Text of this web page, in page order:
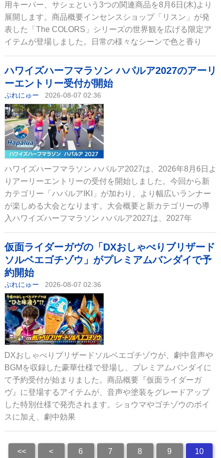
用キーパー、サシェという3つの関連商品を8月6日(木)より
展開します。商品概要インセンスショップ「リスン」が発
表した「The COLORS」シリーズの世界観を広げる限定ア
イテムが登場しました。日常の様々なシーンで色と香り
ハワイズハーフマラソン ハパルア2027のアーリ
ーエントリー受付が開始
ぷれにゅー 2026-08-07 02:36
ハワイズハーフマラソン ハパルア2027は、2026年8月6日よ
りアーリーエントリーの受付を開始しました。今回から新
カテゴリー「ハパルアIKI」が加わり、より幅広いランナー
が楽しめる大会となります。大会概要と新カテゴリーの導
入ハワイズハーフマラソン ハパルア2027は、2027年
仮面ライダーガヴの「DXおしゃべりブリザード
ソルベエゴチゾウ」がプレミアムバンダイで予
約開始
ぷれにゅー 2026-08-07 02:36
DXおしゃべりブリザードソルベエゴチゾウが、劇中音声や
BGMを収録した豪華仕様で登場し、プレミアムバンダイに
て予約受付が始まりました。商品概要『仮面ライダーガ
ヴ』に登場するアイテムが、音声や塗装をグレードアップ
した特別仕様で発売されます。ショウマやゴチゾウのボイ
スに加え、劇中効果
<< < 6 7 8 9 10